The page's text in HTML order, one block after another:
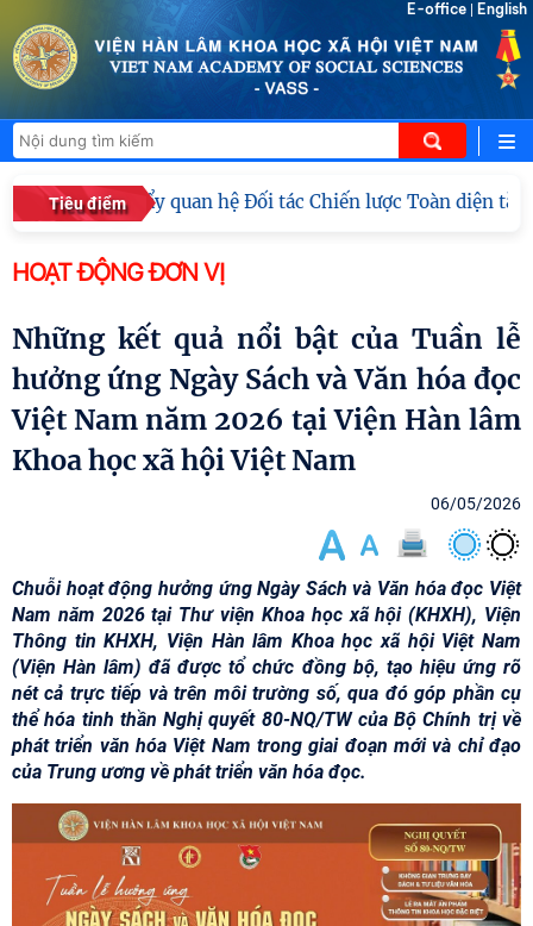
E-office English
Tiêu điểm
6: Thúc đẩy quan hệ Đối tác Chiến lược Toàn diện tăng
HOẠT ĐỘNG ĐƠN VỊ
Những kết quả nổi bật của Tuần lễ
hưởng ứng Ngày Sách và Văn hóa đọc
Việt Nam năm 2026 tại Viện Hàn lâm
Khoa học xã hội Việt Nam
06/05/2026
Chuỗi hoạt động hưởng ứng Ngày Sách và Văn hóa đọc Việt
Nam năm 2026 tại Thư viện Khoa học xã hội (KHXH), Viện
Thông tin KHXH, Viện Hàn lâm Khoa học xã hội Việt Nam
(Viện Hàn lâm) đã được tổ chức đồng bộ, tạo hiệu ứng rõ
nét cả trực tiếp và trên môi trường số, qua đó góp phần cụ
thể hóa tinh thần Nghị quyết 80-NQ/TW của Bộ Chính trị về
phát triển văn hóa Việt Nam trong giai đoạn mới và chỉ đạo
của Trung ương về phát triển văn hóa đọc.